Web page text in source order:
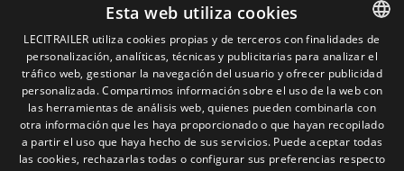
Política de privacidad
Política de cookies
Condiciones generales de venta
Gestionar cookies
Contacto
Camino de los Huertos, S/N. Apdo 100
SPANISH
ENGLISH
FRENCH
ITALIAN
Esta web utiliza cookies
LECITRAILER utiliza cookies propias y de terceros con finalidades de
personalización, analíticas, técnicas y publicitarias para analizar el
tráfico web, gestionar la navegación del usuario y ofrecer publicidad
personalizada. Compartimos información sobre el uso de la web con
las herramientas de análisis web, quienes pueden combinarla con
otra información que les haya proporcionado o que hayan recopilado
a partir el uso que haya hecho de sus servicios. Puede aceptar todas
las cookies, rechazarlas todas o configurar sus preferencias respecto